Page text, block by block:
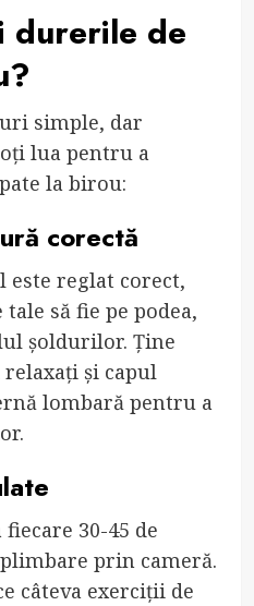
durerile de
simple, dar
lua pentru a
la birou:
corectă
este reglat corect,
să fie pe podea,
șoldurilor. Ține
și capul
lombară pentru a
30-45 de
prin cameră.
câteva exerciții de